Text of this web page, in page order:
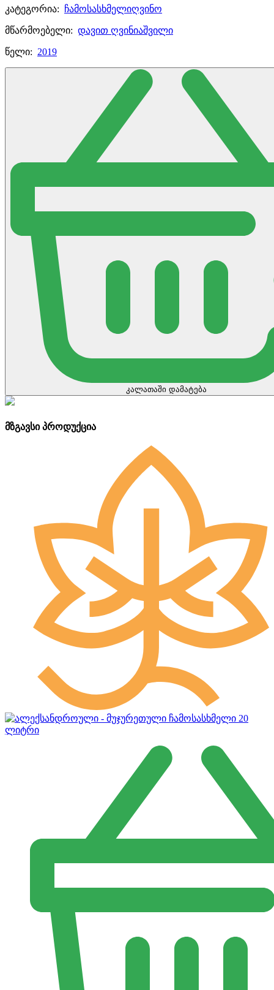
კატეგორია: ჩამოსასხმელიღვინო
მწარმოებელი: დავით ღვინიაშვილი
წელი: 2019
კალათაში დამატება
მზგავსი პროდუქცია